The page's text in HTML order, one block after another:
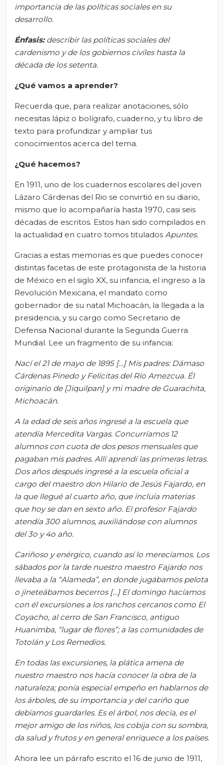
importancia de las políticas sociales en su
desarrollo.
Énfasis:describir las políticas sociales del
cardenismo y de los gobiernos civiles hasta la
década de los setenta.
¿Qué vamos a aprender?
Recuerda que, para realizar anotaciones, sólo
necesitas lápiz o bolígrafo, cuaderno, y tu libro de
texto para profundizar y ampliar tus
conocimientos acerca del tema.
¿Qué hacemos?
En 1911, uno de los cuadernos escolares del joven
Lázaro Cárdenas del Rio se convirtió en su diario,
mismo que lo acompañaría hasta 1970, casi seis
décadas de escritos. Estos han sido compilados en
la actualidad en cuatro tomos titulados Apuntes.
Gracias a estas memorias es que puedes conocer
distintas facetas de este protagonista de la historia
de México en el siglo XX, su infancia, el ingreso a la
Revolución Mexicana, el mandato como
gobernador de su natal Michoacán, la llegada a la
presidencia, y su cargo como Secretario de
Defensa Nacional durante la Segunda Guerra
Mundial. Lee un fragmento de su infancia:
Nací el 21 de mayo de 1895 […] Mis padres: Dámaso
Cárdenas Pinedo y Felícitas del Río Amezcua. Él
originario de [Jiquilpan] y mi madre de Guarachita,
Michoacán.
A la edad de seis años ingresé a la escuela que
atendía Mercedita Vargas. Concurríamos 12
alumnos con cuota de dos pesos mensuales que
pagaban mis padres. Allí aprendí las primeras letras.
Dos años después ingresé a la escuela oficial a
cargo del maestro don Hilario de Jesús Fajardo, en
la que llegué al cuarto año, que incluía materias
que hoy se dan en sexto año. El profesor Fajardo
atendía 300 alumnos, auxiliándose con alumnos
del 3o y 4o año.
Cariñoso y enérgico, cuando así lo merecíamos. Los
sábados por la tarde nuestro maestro Fajardo nos
llevaba a la “Alameda”, en donde jugábamos pelota
o jineteábamos becerros […] El domingo hacíamos
con él excursiones a los ranchos cercanos como El
Coyacho, al cerro de San Francisco, antiguo
Huanimba, “lugar de flores”; a las comunidades de
Totolán y Los Remedios.
En todas las excursiones, la plática amena de
nuestro maestro nos hacía conocer la obra de la
naturaleza; ponía especial empeño en hablarnos de
los árboles, de su importancia y del cariño que
debíamos guardarles. Es el árbol, nos decía, es el
mejor amigo de los niños, los cobija con su sombra,
da salud y frutos y en general enriquece a los países.
Ahora lee un párrafo escrito el 16 de junio de 1911,